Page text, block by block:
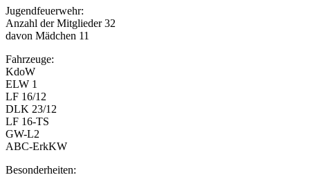
Jugendfeuerwehr:
Anzahl der Mitglieder 32
davon Mädchen 11
Fahrzeuge:
KdoW
ELW 1
LF 16/12
DLK 23/12
LF 16-TS
GW-L2
ABC-ErkKW
Besonderheiten: